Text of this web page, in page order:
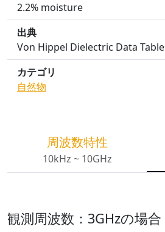
2.2% moisture
出典
Von Hippel Dielectric Data Table
カテゴリ
自然物
周波数特性
10kHz ~ 10GHz
観測周波数：3GHzの場合